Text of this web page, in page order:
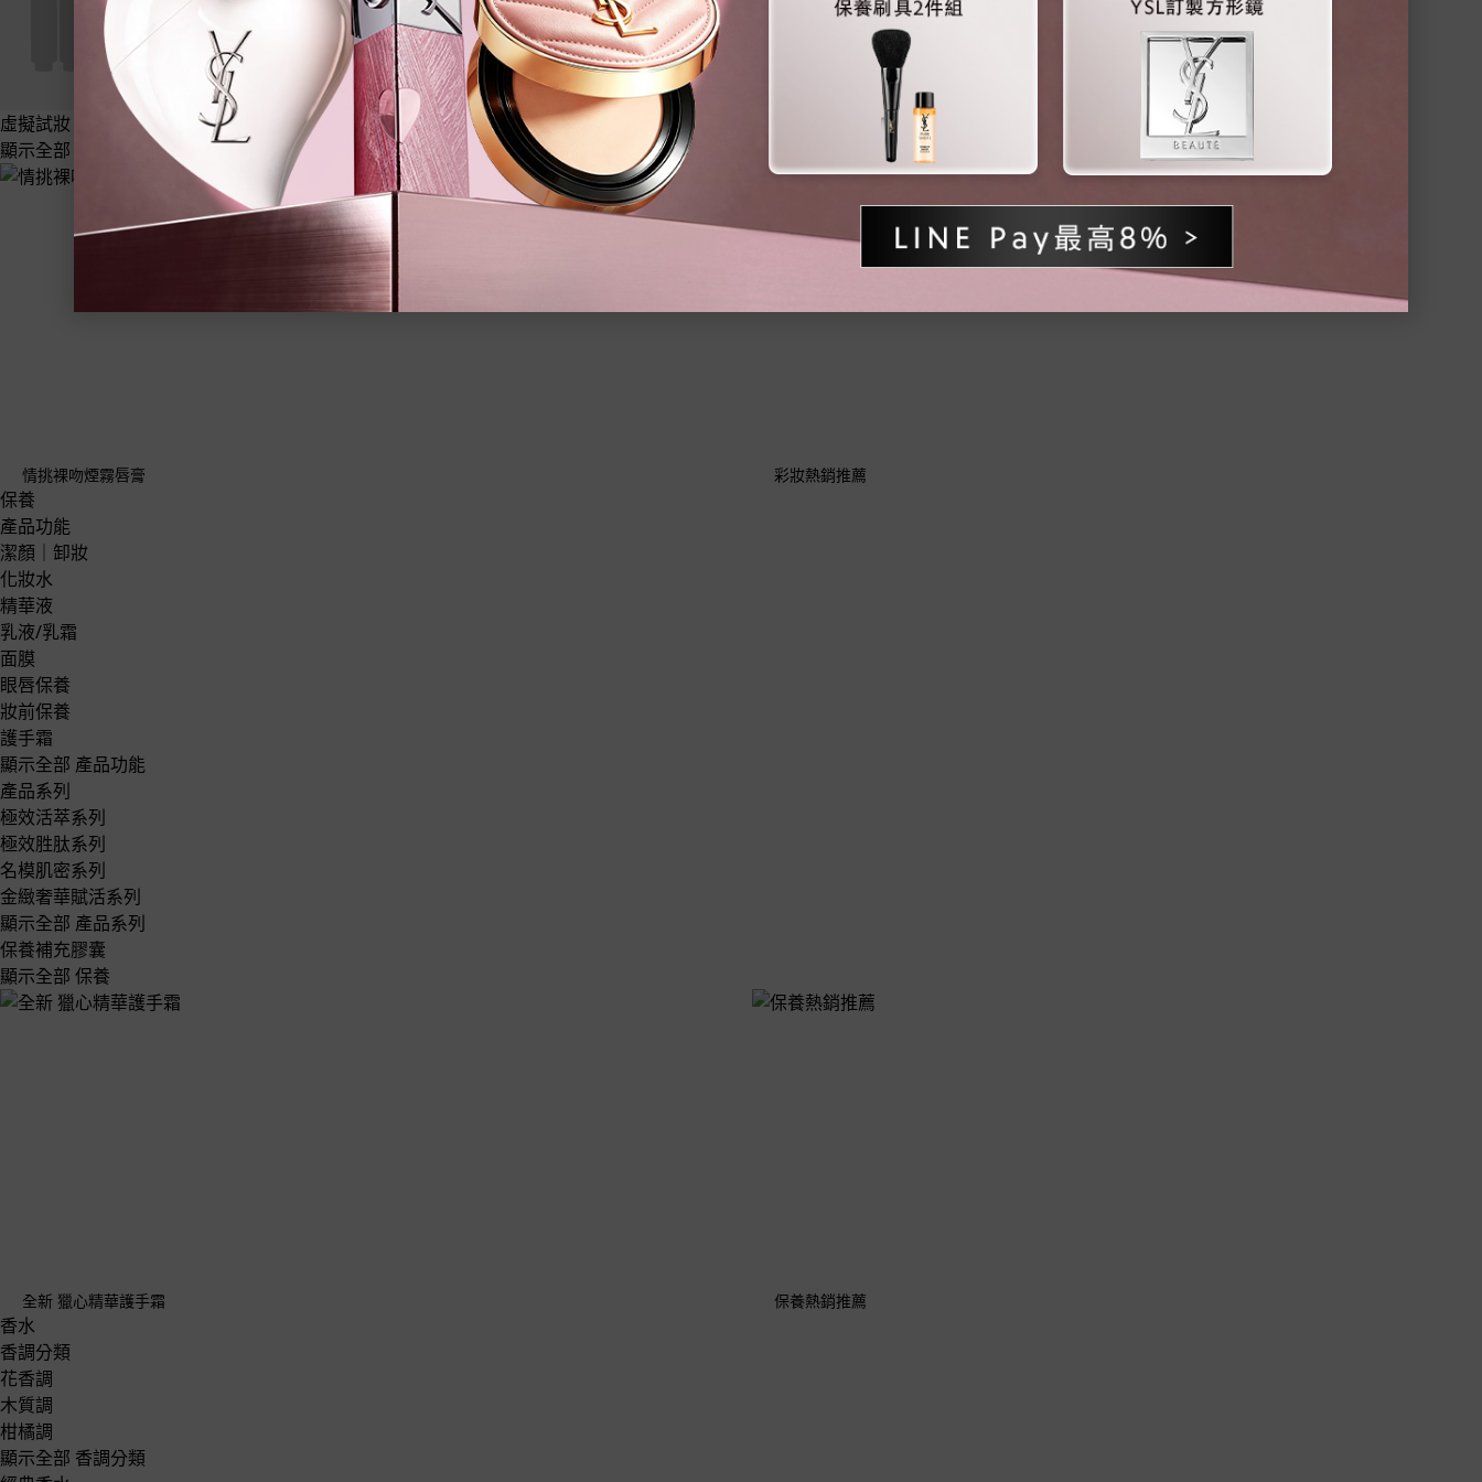
虛擬試妝
顯示全部 彩妝
情挑裸吻煙霧唇膏 彩妝熱銷推薦
保養
產品功能
潔顏｜卸妝
化妝水
精華液
乳液/乳霜
面膜
眼唇保養
妝前保養
護手霜
顯示全部 產品功能
產品系列
極效活萃系列
極效胜肽系列
名模肌密系列
金緻奢華賦活系列
顯示全部 產品系列
保養補充膠囊
顯示全部 保養
全新 獵心精華護手霜 保養熱銷推薦
香水
香調分類
花香調
木質調
柑橘調
顯示全部 香調分類